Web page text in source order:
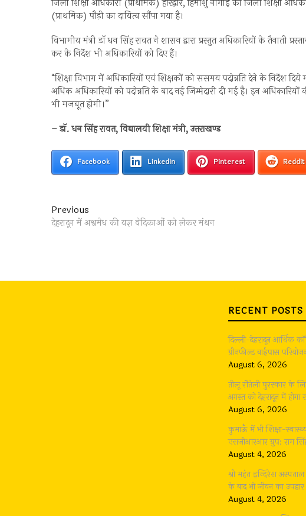
जिला शिक्षा अधिकारी (प्राथमिक) हरिद्वार, हिमांशु नौगांई को जिला शिक्षा
(प्राथमिक) पौड़ी का दायित्व सौंपा गया है।
विभागीय मंत्री डॉ धन सिंह रावत ने शासन द्वारा प्रस्तुत अधिकारियों के तैनाती
कर के निर्देश भी अधिकारियों को दिए हैं।
“शिक्षा विभाग में अधिकारियों एवं शिक्षकों को ससमय पदोन्नति देने के निर्देश
अधिक अधिकारियों को पदोन्नति के बाद नई जिम्मेदारी दी गई है। इन
भी मजबूत होगी।”
– डाॅ. धन सिंह रावत, विद्यालयी शिक्षा मंत्री, उत्तराखण्ड
Facebook LinkedIn Pinterest Reddit
Post
navigation
Previous
post:
देहरादून में अश्वमेध की यज्ञ वेदिकाओं को लेकर मंथन
RECENT POSTS
दिल्ली-देहरादून आर्थिक
ग्रीनफील्ड बाईपास
August 6, 2026
तीलू रौतेली पुरस्कार के
अगस्त को देहरादून में होगा
August 6, 2026
कुमाऊँ में भी शिक्षा-
एसजीआरआर ग्रुप: राम
August 4, 2026
श्री महंत इन्दिरेश
के बाद भी जीवन का उपहार
August 4, 2026